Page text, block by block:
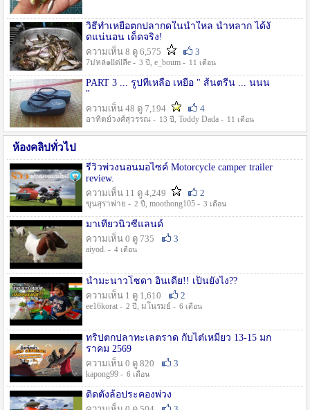
วิธีทำเหยื่อตกปลากดในน้ำใหล น้ำหลาก ได้งั
ดแน่นอน เด็ดจริง!
ความเห็น 8 ดู 6,575
3
7ม่หล่๑llต่lลีe - 3 ปี , e_boum - 11 เดือน
PART 3 ... รูปที่เหลือ เหยื่อ " ส้นตรีน ... นนน
"
ความเห็น 48 ดู 7,194
4
อาทิตย์วงศ์สุวรรณ - 13 ปี , Toddy Dada - 11 เดือน
ห้องคลิปทั่วไป
รีวิวพ่วงนอนมอไซค์ Motorcycle camper trailer
review.
ความเห็น 11 ดู 4,249
2
ขุนสุราพ่าย - 2 ปี , moothong105 - 3 เดือน
มาเที่ยวนิวซีแลนด์
ความเห็น 0 ดู 735
3
aiyod. - 4 เดือน
น้ำมะนาวโซดา อินเดีย!! เป็นยังไง??
ความเห็น 1 ดู 1,610
2
ee16korat - 2 ปี , มโนรมย์ - 6 เดือน
ทริปตกปลาทะเลตราด กับไต๋เหมี่ยว 13-15 มก
ราคม 2569
ความเห็น 0 ดู 820
3
kapong99 - 6 เดือน
ติดตั้งล้อประคองพ่วง